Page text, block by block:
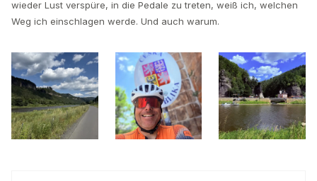
wieder Lust verspüre, in die Pedale zu treten, weiß ich, welchen
Weg ich einschlagen werde. Und auch warum.